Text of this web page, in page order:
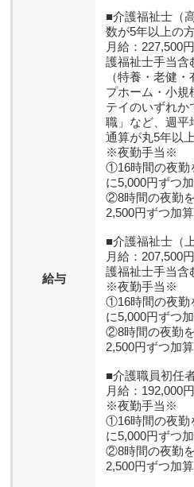
給与
■介護福祉士（
数が5年以上の
月給：227,500
護福祉士手当含
（特養・老健
プホーム・小規
テイのいずれか
職」など、週平
通算が丸5年以上
※夜勤手当※
①16時間の夜勤
に5,000円ずつ加
②8時間の夜勤
2,500円ずつ加算
■介護福祉士（
月給：207,500
護福祉士手当含
※夜勤手当※
①16時間の夜勤
に5,000円ずつ加
②8時間の夜勤
2,500円ずつ加算
■介護職員初任
月給：192,000
※夜勤手当※
①16時間の夜勤
に5,000円ずつ加
②8時間の夜勤
2,500円ずつ加算